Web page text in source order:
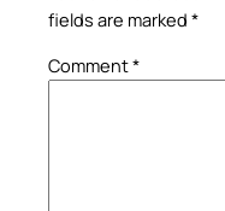
fields are marked *
Comment*